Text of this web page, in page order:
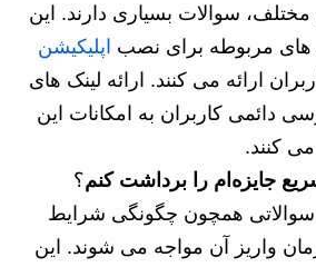
سوالات بسیاری دارند. این
های مربوطه برای نصب اپلیکیشن
ارائه می کنند. ارائه لینک های
دائمی کاربران به امکانات این
کنند.
جایزه‌ام را برداشت کنم؟
سوالاتی همچون چگونگی شرایط
واریز آن مواجه می شوند. این